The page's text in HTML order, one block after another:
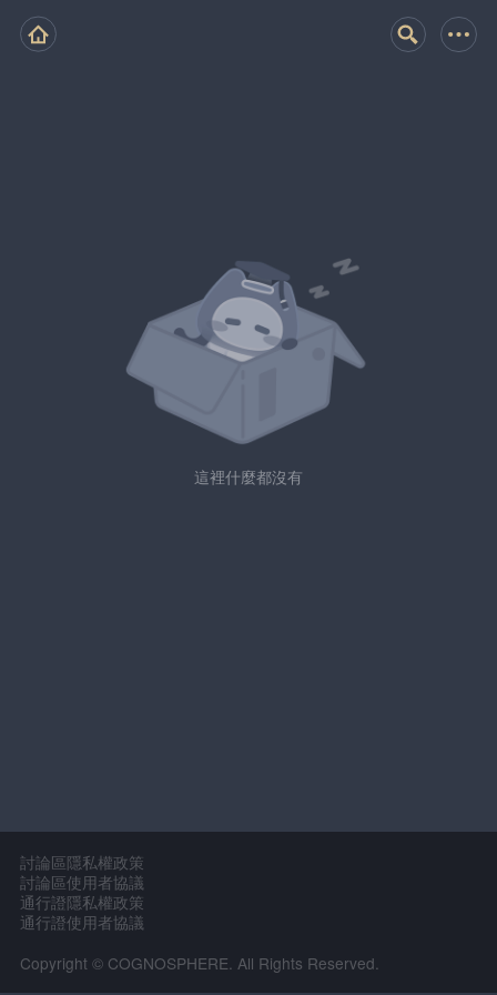
這裡什麼都沒有
討論區隱私權政策
討論區使用者協議
通行證隱私權政策
通行證使用者協議
Copyright © COGNOSPHERE. All Rights Reserved.